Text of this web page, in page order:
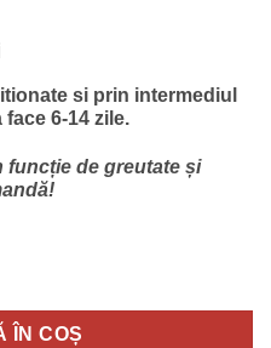
curent
este:si prin intermediul
face 6-14 zile.
funcție de greutate și
ÎN COȘ